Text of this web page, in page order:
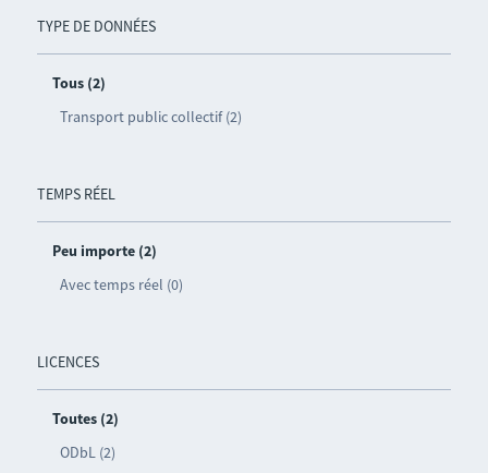
TYPE DE DONNÉES
Tous (2)
Transport public collectif (2)
TEMPS RÉEL
Peu importe (2)
Avec temps réel (0)
LICENCES
Toutes (2)
ODbL (2)